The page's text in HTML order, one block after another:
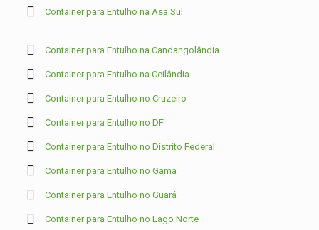
Container para Entulho na Asa Sul
Container para Entulho na Candangolândia
Container para Entulho na Ceilândia
Container para Entulho no Cruzeiro
Container para Entulho no DF
Container para Entulho no Distrito Federal
Container para Entulho no Gama
Container para Entulho no Guará
Container para Entulho no Lago Norte